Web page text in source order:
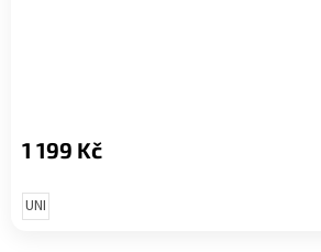
1 199 Kč
UNI